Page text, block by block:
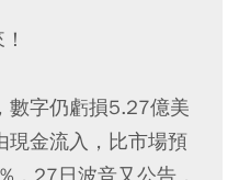
數字仍虧損5.27億美
現金流入，比市場預